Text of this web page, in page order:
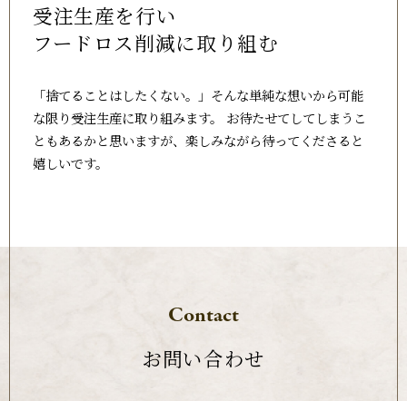
受注生産を行い
フードロス削減に取り組む
「捨てることはしたくない。」そんな単純な想いから可能
な限り受注生産に取り組みます。 お待たせてしてしまうこ
ともあるかと思いますが、楽しみながら待ってくださると
嬉しいです。
Contact
お問い合わせ